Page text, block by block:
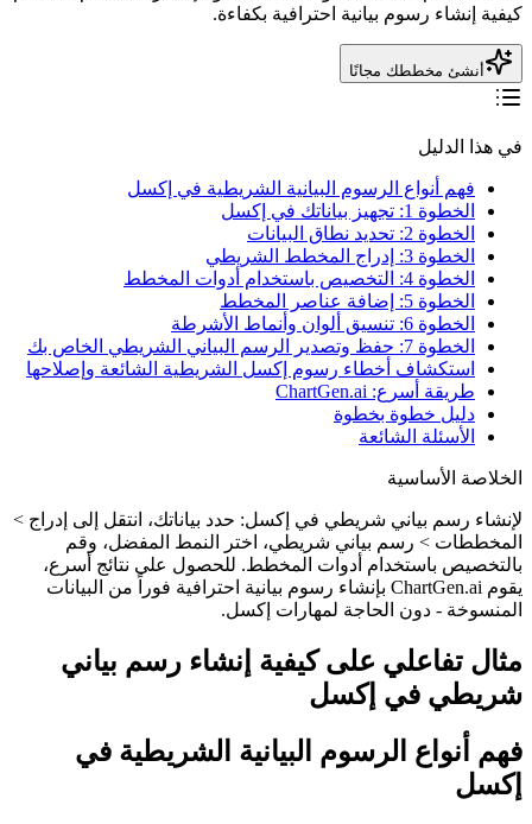
كيفية إنشاء رسوم بيانية احترافية بكفاءة.
أنشئ مخططك مجانًا
في هذا الدليل
فهم أنواع الرسوم البيانية الشريطية في إكسل
الخطوة 1: تجهيز بياناتك في إكسل
الخطوة 2: تحديد نطاق البيانات
الخطوة 3: إدراج المخطط الشريطي
الخطوة 4: التخصيص باستخدام أدوات المخطط
الخطوة 5: إضافة عناصر المخطط
الخطوة 6: تنسيق ألوان وأنماط الأشرطة
الخطوة 7: حفظ وتصدير الرسم البياني الشريطي الخاص بك
استكشاف أخطاء رسوم إكسل الشريطية الشائعة وإصلاحها
طريقة أسرع: ChartGen.ai
دليل خطوة بخطوة
الأسئلة الشائعة
الخلاصة الأساسية
لإنشاء رسم بياني شريطي في إكسل: حدد بياناتك، انتقل إلى إدراج >
المخططات > رسم بياني شريطي، اختر النمط المفضل، وقم
بالتخصيص باستخدام أدوات المخطط. للحصول على نتائج أسرع،
يقوم ChartGen.ai بإنشاء رسوم بيانية احترافية فوراً من البيانات
المنسوخة - دون الحاجة لمهارات إكسل.
مثال تفاعلي على كيفية إنشاء رسم بياني
شريطي في إكسل
فهم أنواع الرسوم البيانية الشريطية في
إكسل